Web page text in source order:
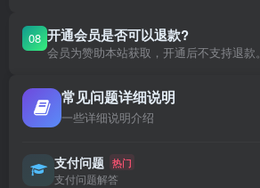
08 开通会员是否可以退款?
会员为赞助本站获取，开通后不支持退款。
常见问题详细说明
一些详细说明介绍
支付问题 热门
支付问题解答